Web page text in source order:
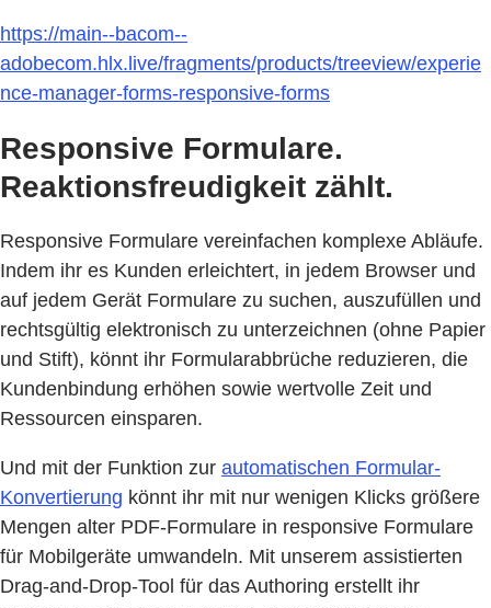
https://main--bacom--
adobecom.hlx.live/fragments/products/treeview/experie
nce-manager-forms-responsive-forms
Responsive Formulare.
Reaktionsfreudigkeit zählt.
Responsive Formulare vereinfachen komplexe Abläufe.
Indem ihr es Kunden erleichtert, in jedem Browser und
auf jedem Gerät Formulare zu suchen, auszufüllen und
rechtsgültig elektronisch zu unterzeichnen (ohne Papier
und Stift), könnt ihr Formularabbrüche reduzieren, die
Kundenbindung erhöhen sowie wertvolle Zeit und
Ressourcen einsparen.
Und mit der Funktion zur automatischen Formular-
Konvertierung könnt ihr mit nur wenigen Klicks größere
Mengen alter PDF-Formulare in responsive Formulare
für Mobilgeräte umwandeln. Mit unserem assistierten
Drag-and-Drop-Tool für das Authoring erstellt ihr